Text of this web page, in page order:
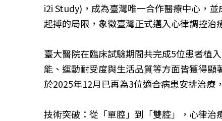
i2i Study)，成為臺灣唯一合作醫療中心，
起搏的局限，象徵臺灣正式邁入心律調控治
臺大醫院在臨床試驗期間共完成5位患者植
能、運動耐受度與生活品質等方面皆獲得
於2025年12月已再為3位適合病患安排治療
技術突破：從「單腔」到「雙腔」，心律治